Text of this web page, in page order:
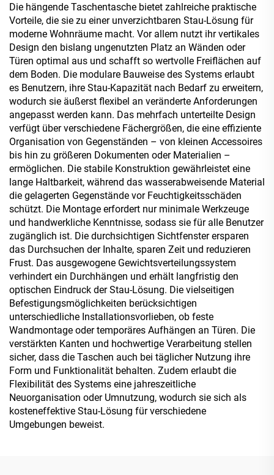
Die hängende Taschentasche bietet zahlreiche praktische
Vorteile, die sie zu einer unverzichtbaren Stau-Lösung für
moderne Wohnräume macht. Vor allem nutzt ihr vertikales
Design den bislang ungenutzten Platz an Wänden oder
Türen optimal aus und schafft so wertvolle Freiflächen auf
dem Boden. Die modulare Bauweise des Systems erlaubt
es Benutzern, ihre Stau-Kapazität nach Bedarf zu erweitern,
wodurch sie äußerst flexibel an veränderte Anforderungen
angepasst werden kann. Das mehrfach unterteilte Design
verfügt über verschiedene Fächergrößen, die eine effiziente
Organisation von Gegenständen – von kleinen Accessoires
bis hin zu größeren Dokumenten oder Materialien –
ermöglichen. Die stabile Konstruktion gewährleistet eine
lange Haltbarkeit, während das wasserabweisende Material
die gelagerten Gegenstände vor Feuchtigkeitsschäden
schützt. Die Montage erfordert nur minimale Werkzeuge
und handwerkliche Kenntnisse, sodass sie für alle Benutzer
zugänglich ist. Die durchsichtigen Sichtfenster ersparen
das Durchsuchen der Inhalte, sparen Zeit und reduzieren
Frust. Das ausgewogene Gewichtsverteilungssystem
verhindert ein Durchhängen und erhält langfristig den
optischen Eindruck der Stau-Lösung. Die vielseitigen
Befestigungsmöglichkeiten berücksichtigen
unterschiedliche Installationsvorlieben, ob feste
Wandmontage oder temporäres Aufhängen an Türen. Die
verstärkten Kanten und hochwertige Verarbeitung stellen
sicher, dass die Taschen auch bei täglicher Nutzung ihre
Form und Funktionalität behalten. Zudem erlaubt die
Flexibilität des Systems eine jahreszeitliche
Neuorganisation oder Umnutzung, wodurch sie sich als
kosteneffektive Stau-Lösung für verschiedene
Umgebungen beweist.